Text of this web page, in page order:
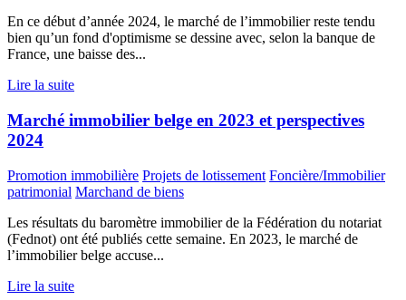
En ce début d’année 2024, le marché de l’immobilier reste tendu
bien qu’un fond d'optimisme se dessine avec, selon la banque de
France, une baisse des...
Lire la suite
Marché immobilier belge en 2023 et perspectives
2024
Promotion immobilière Projets de lotissement Foncière/Immobilier
patrimonial Marchand de biens
Les résultats du baromètre immobilier de la Fédération du notariat
(Fednot) ont été publiés cette semaine. En 2023, le marché de
l’immobilier belge accuse...
Lire la suite